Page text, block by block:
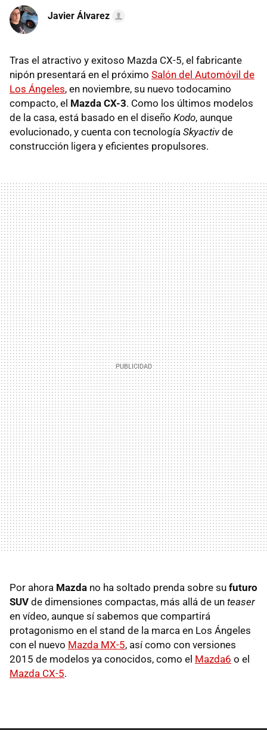
Javier Álvarez
Tras el atractivo y exitoso Mazda CX-5, el fabricante
nipón presentará en el próximo Salón del Automóvil de
Los Ángeles, en noviembre, su nuevo todocamino
compacto, el Mazda CX-3. Como los últimos modelos
de la casa, está basado en el diseño Kodo, aunque
evolucionado, y cuenta con tecnología Skyactivde
construcción ligera y eficientes propulsores.
Por ahora Mazda no ha soltado prenda sobre su futuro
SUV de dimensiones compactas, más allá de un teaser
en vídeo, aunque sí sabemos que compartirá
protagonismo en el stand de la marca en Los Ángeles
con el nuevo Mazda MX-5, así como con versiones
2015 de modelos ya conocidos, como el Mazda6 o el
Mazda CX-5.